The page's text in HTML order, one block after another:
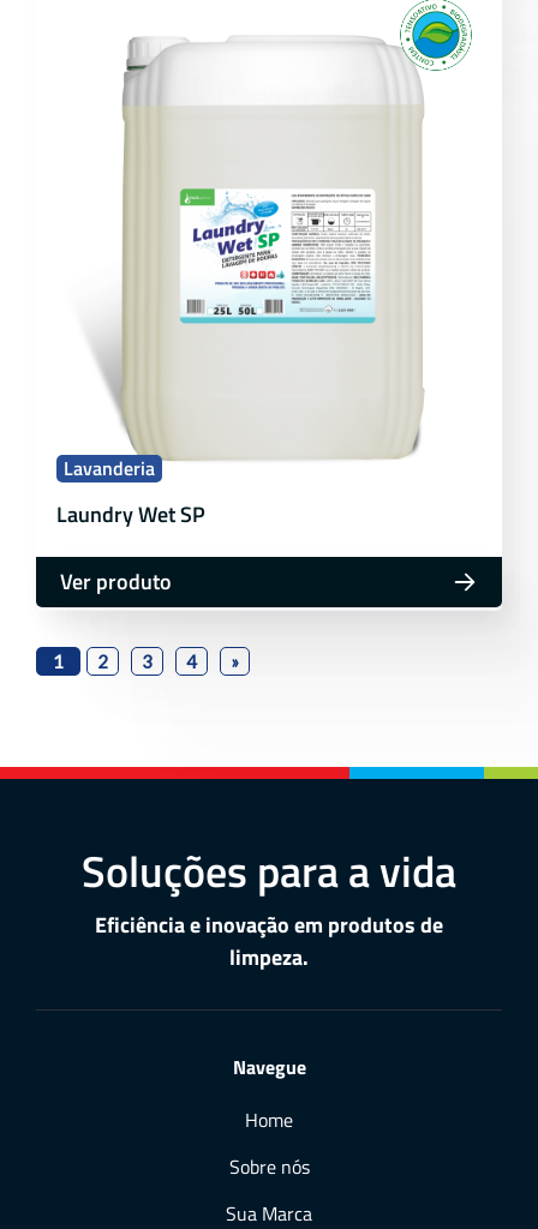
Lavanderia
Laundry Wet SP
Ver produto
1 2 3 4 »
Soluções para a vida
Eficiência e inovação em produtos de
limpeza.
Navegue
Home
Sobre nós
Sua Marca